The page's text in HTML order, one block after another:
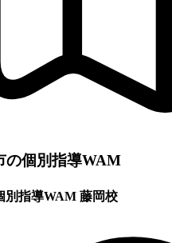
の個別指導WAM
別指導WAM 藤岡校